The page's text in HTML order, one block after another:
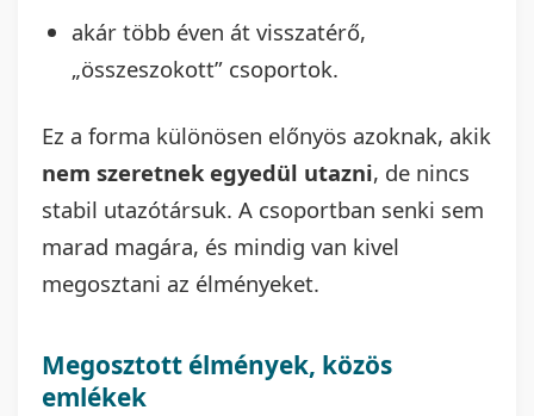
akár több éven át visszatérő,
„összeszokott” csoportok.
Ez a forma különösen előnyös azoknak, akik
nem szeretnek egyedül utazni, de nincs
stabil utazótársuk. A csoportban senki sem
marad magára, és mindig van kivel
megosztani az élményeket.
Megosztott élmények, közös
emlékek